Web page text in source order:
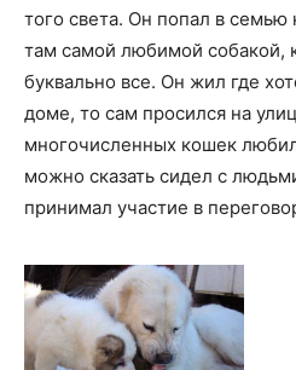
того света. Он попал в семью
там самой любимой собакой,
буквально все. Он жил где
доме, то сам просился на
многочисленных кошек
можно сказать сидел с
принимал участие в